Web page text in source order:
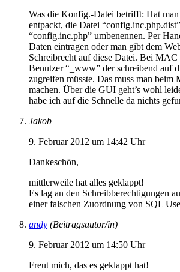
Was die Konfig.-Datei betrifft: Hat
entpackt, die Datei
“config.inc.php” umbenennen. Per
Daten eintragen oder man gibt dem
Schreibrecht auf diese Datei. Bei MAC
Benutzer “_www” der schreibend auf
zugreifen müsste. Das muss man beim
machen. Über die GUI geht’s wohl
habe ich auf die Schnelle da nichts
Jakob
9. Februar 2012 um 14:42 Uhr
Dankeschön,
mittlerweile hat alles geklappt!
Es lag an den Schreibberechtigungen
einer falschen Zuordnung von SQL
andy (Beitragsautor/in)
9. Februar 2012 um 14:50 Uhr
Freut mich, das es geklappt hat!